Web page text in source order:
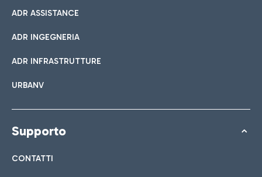
ADR ASSISTANCE
ADR INGEGNERIA
ADR INFRASTRUTTURE
URBANV
Supporto
CONTATTI